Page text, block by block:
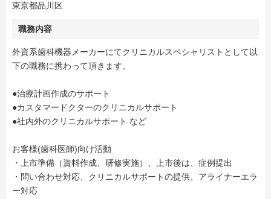
東京都品川区
職務内容
外資系歯科機器メーカーにてクリニカルスペシャリストとして以
下の職務に携わって頂きます。
●治療計画作成のサポート
●カスタマードクターのクリニカルサポート
●社内外のクリニカルサポート など
お客様(⻭科医師)向け活動
・上市準備（資料作成、研修実施）、上市後は、症例提出
・問い合わせ対応、クリニカルサポートの提供、アライナーエラ
ー対応